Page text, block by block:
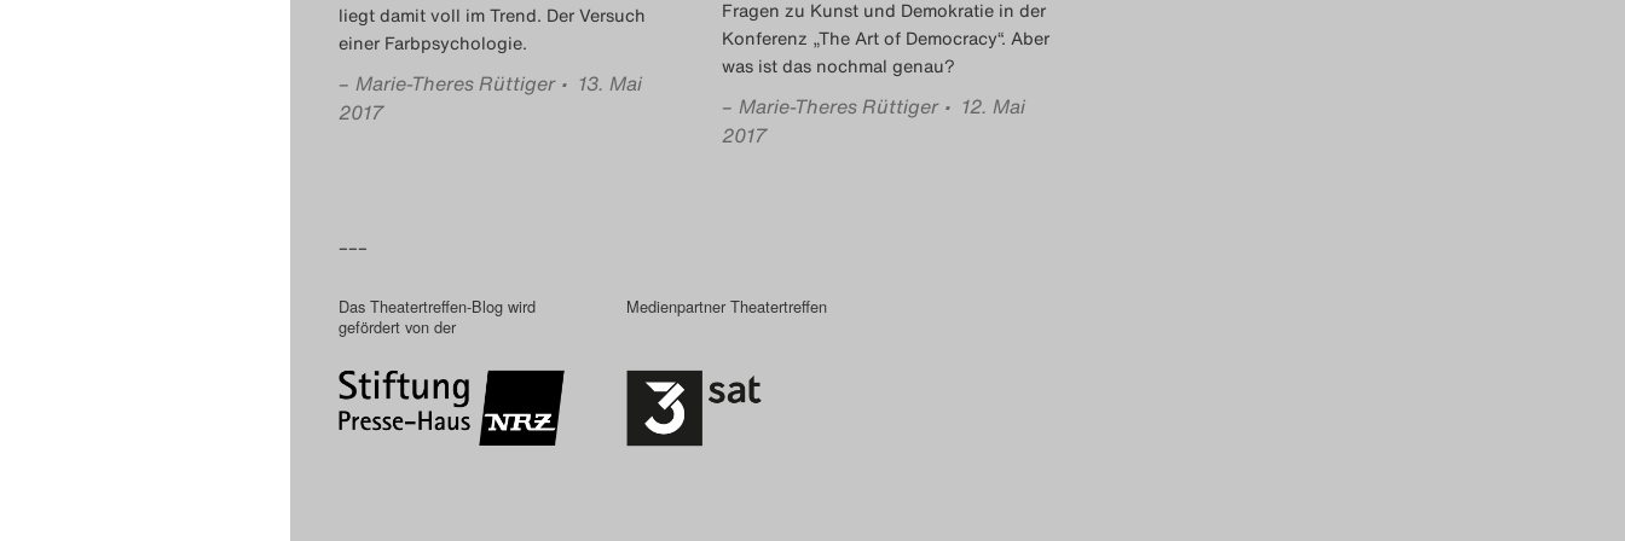
liegt damit voll im Trend. Der Versuch
einer Farbpsychologie.
– Marie-Theres Rüttiger • 13. Mai
2017
Fragen zu Kunst und Demokratie in der
Konferenz „The Art of Democracy“. Aber
was ist das nochmal genau?
– Marie-Theres Rüttiger • 12. Mai
2017
–––
Das Theatertreffen-Blog wird
gefördert von der
Medienpartner Theatertreffen